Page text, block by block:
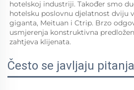
hotelskoj industriji. Također smo
hotelsku poslovnu djelatnost dviju
giganta, Meituan i Ctrip. Brzo
usmjerenja konstruktivna
zahtjeva klijenata.
Često se javljaju pitanja